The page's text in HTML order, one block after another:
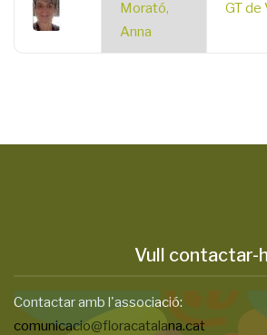
Morató,
Anna
GT de
Vull contactar-
Contactar amb l'associació:
comunicacio@floracatalana.cat